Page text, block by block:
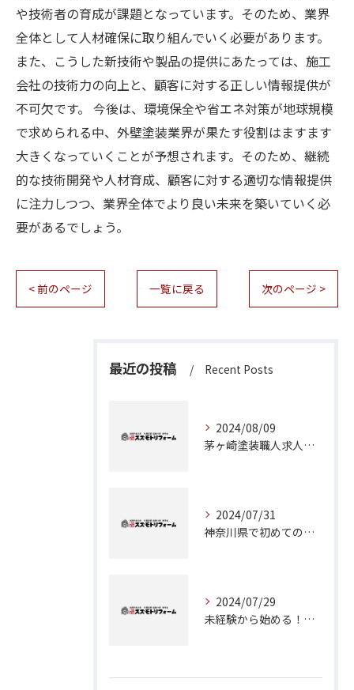
や技術者の育成が課題となっています。そのため、業界
全体として人材確保に取り組んでいく必要があります。
また、こうした新技術や製品の提供にあたっては、施工
会社の技術力の向上と、顧客に対する正しい情報提供が
不可欠です。 今後は、環境保全や省エネ対策が地球規模
で求められる中、外壁塗装業界が果たす役割はますます
大きくなっていくことが予想されます。そのため、継続
的な技術開発や人材育成、顧客に対する適切な情報提供
に注力しつつ、業界全体でより良い未来を築いていく必
要があるでしょう。
< 前のページ 一覧に戻る 次のページ >
最近の投稿 Recent Posts
2024/08/09
茅ヶ崎塗装職人求人：神奈川県で理想のキャリアを築くチャンス
2024/07/31
神奈川県で初めての外壁塗装に挑戦！成功のためのステップガイド
2024/07/29
未経験から始める！茅ヶ崎で塗装職人としてのキャリアアップ